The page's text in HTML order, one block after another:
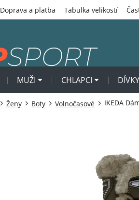
Doprava a platba Tabulka velikostí
MUŽI CHLAPCI DÍVKY
Ženy Boty Volnočasové IKEDA